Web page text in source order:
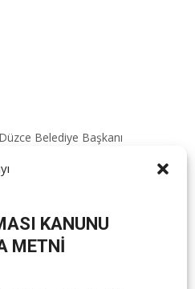
KANUNU
METNİ
Belediye Başkanı
üzere emeği geçenleri